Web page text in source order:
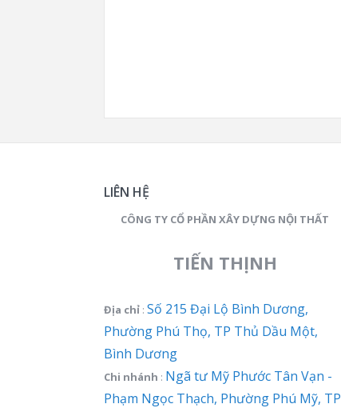
LIÊN HỆ
CÔNG TY CỔ PHẦN XÂY DỰNG NỘI THẤT
TIẾN THỊNH
Địa chỉ : Số 215 Đại Lộ Bình Dương,
Phường Phú Thọ, TP Thủ Dầu Một,
Bình Dương
Chi nhánh : Ngã tư Mỹ Phước Tân Vạn -
Phạm Ngọc Thạch, Phường Phú Mỹ, TP